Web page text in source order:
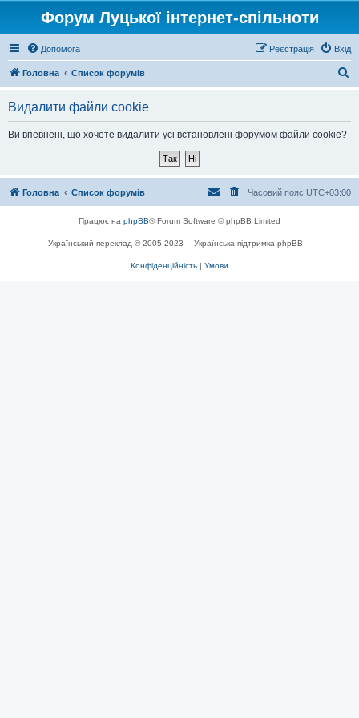
Форум Луцької інтернет-спільноти
Допомога Вхід
Реєстрація
Головна Список форумів
Видалити файли cookie
Ви впевнені, що хочете видалити усі встановлені форумом файли cookie?
Головна Список форумів Часовий пояс UTC+03:00
Працює на phpBB® Forum Software © phpBB Limited
Український переклад © 2005-2023 Українська підтримка phpBB
Конфіденційність | Умови